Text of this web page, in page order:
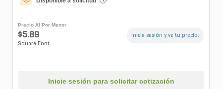
Precio Al Por Menor
$5.89
Square Foot
Inicia sesión y ve tu precio.
Inicie sesión para solicitar cotización